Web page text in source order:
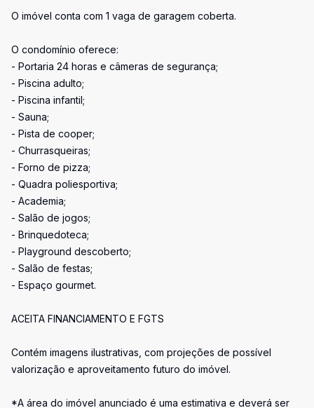
O imóvel conta com 1 vaga de garagem coberta.
O condomínio oferece:
- Portaria 24 horas e câmeras de segurança;
- Piscina adulto;
- Piscina infantil;
- Sauna;
- Pista de cooper;
- Churrasqueiras;
- Forno de pizza;
- Quadra poliesportiva;
- Academia;
- Salão de jogos;
- Brinquedoteca;
- Playground descoberto;
- Salão de festas;
- Espaço gourmet.
ACEITA FINANCIAMENTO E FGTS
Contém imagens ilustrativas, com projeções de possível
valorização e aproveitamento futuro do imóvel.
*A área do imóvel anunciado é uma estimativa e deverá ser